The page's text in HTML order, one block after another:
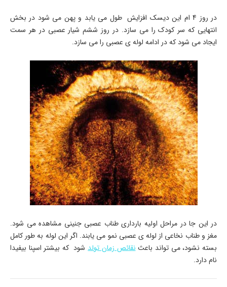
در روز 4 ام این دیسک افزایش طول می یابد و پهن می شود در بخش
انتهایی که سر کودک را می سازد. در روز ششم شیار عصبی در هر سمت
ایجاد می شود که در ادامه لوله ی عصبی را می سازد.
در این جا در مراحل اولیه بارداری طناب عصبی جنینی مشاهده می شود.
مغز و طناب نخاعی از لوله ی عصبی نمو می یابند. اگر این لوله به طور کامل
بسته نشود، می تواند باعثنقائص زمان تولدشود که بیشتر اسپنا بیفیدا
نام دارد.